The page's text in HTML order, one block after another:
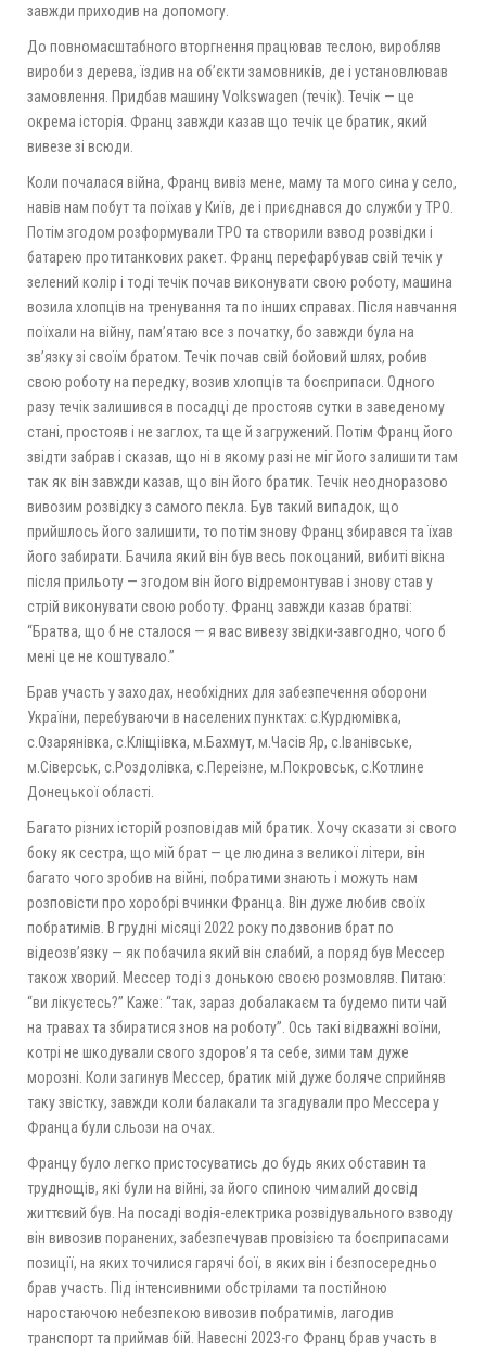
завжди приходив на допомогу.
До повномасштабного вторгнення працював теслою, виробляв
вироби з дерева, їздив на обʼєкти замовників, де і установлював
замовлення. Придбав машину Volkswagen (течік). Течік — це
окрема історія. Франц завжди казав що течік це братик, який
вивезе зі всюди.
Коли почалася війна, Франц вивіз мене, маму та мого сина у село,
навів нам побут та поїхав у Київ, де і приєднався до служби у ТРО.
Потім згодом розформували ТРО та створили взвод розвідки і
батарею протитанкових ракет. Франц перефарбував свій течік у
зелений колір і тоді течік почав виконувати свою роботу, машина
возила хлопців на тренування та по інших справах. Після навчання
поїхали на війну, памʼятаю все з початку, бо завжди була на
звʼязку зі своїм братом. Течік почав свій бойовий шлях, робив
свою роботу на передку, возив хлопців та боєприпаси. Одного
разу течік залишився в посадці де простояв сутки в заведеному
стані, простояв і не заглох, та ще й загружений. Потім Франц його
звідти забрав і сказав, що ні в якому разі не міг його залишити там
так як він завжди казав, що він його братик. Течік неодноразово
вивозим розвідку з самого пекла. Був такий випадок, що
прийшлось його залишити, то потім знову Франц збирався та їхав
його забирати. Бачила який він був весь покоцаний, вибиті вікна
після прильоту — згодом він його відремонтував і знову став у
стрій виконувати свою роботу. Франц завжди казав братві:
“Братва, що б не сталося — я вас вивезу звідки-завгодно, чого б
мені це не коштувало.”
Брав участь у заходах, необхідних для забезпечення оборони
України, перебуваючи в населених пунктах: с.Курдюмівка,
с.Озарянівка, с.Кліщіівка, м.Бахмут, м.Часів Яр, с.Іванівське,
м.Сіверськ, с.Роздолівка, с.Переізне, м.Покровськ, с.Котлине
Донецької області.
Багато різних історій розповідав мій братик. Хочу сказати зі свого
боку як сестра, що мій брат — це людина з великої літери, він
багато чого зробив на війні, побратими знають і можуть нам
розповісти про хоробрі вчинки Франца. Він дуже любив своїх
побратимів. В грудні місяці 2022 року подзвонив брат по
відеозвʼязку — як побачила який він слабий, а поряд був Мессер
також хворий. Мессер тоді з донькою своєю розмовляв. Питаю:
“ви лікуєтесь?” Каже: “так, зараз добалакаєм та будемо пити чай
на травах та збиратися знов на роботу”. Ось такі відважні воїни,
котрі не шкодували свого здоров’я та себе, зими там дуже
морозні. Коли загинув Мессер, братик мій дуже боляче сприйняв
таку звістку, завжди коли балакали та згадували про Мессера у
Франца були сльози на очах.
Францу було легко пристосуватись до будь яких обставин та
труднощів, які були на війні, за його спиною чималий досвід
життєвий був. На посаді водія-електрика розвідувального взводу
він вивозив поранених, забезпечував провізією та боєприпасами
позиції, на яких точилися гарячі бої, в яких він і безпосередньо
брав участь. Під інтенсивними обстрілами та постійною
наростаючою небезпекою вивозив побратимів, лагодив
транспорт та приймав бій. Навесні 2023-го Франц брав участь в